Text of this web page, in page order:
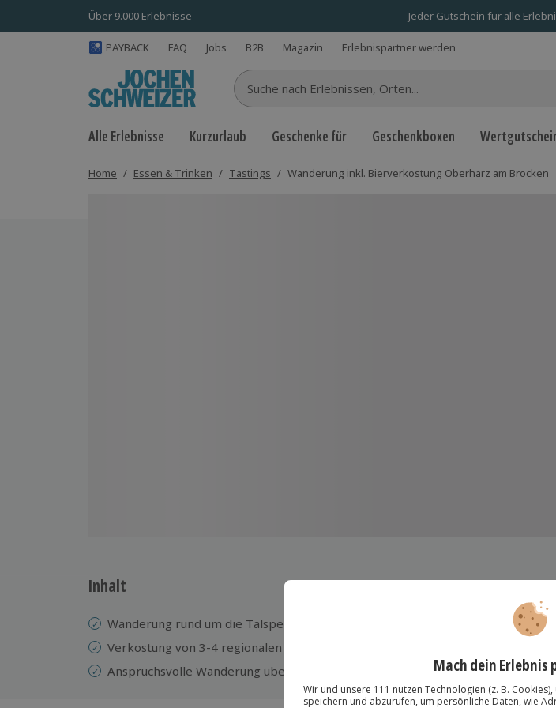
Über 9.000 Erlebnisse Jeder Gutschein für alle
PAYBACK FAQ Jobs B2B Magazin Erlebnispartner werden
Suche nach Erlebnissen...
Alle Erlebnisse Kurzurlaub Geschenke für Geschenkboxen
Home / Essen & Trinken / Tastings / Wanderung inkl. Bierverkostung Oberharz am Brocken
Inhalt
Wanderung rund um die Talsperre Wendefurth
Verkostung von 3-4 regionalen Bieren
Anspruchsvolle Wanderung über 14 km mit einigen Anstiegen (ca. 300hm/tm)